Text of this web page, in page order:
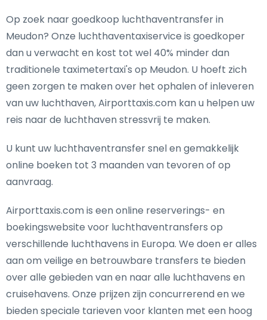
Op zoek naar goedkoop luchthaventransfer in
Meudon? Onze luchthaventaxiservice is goedkoper
dan u verwacht en kost tot wel 40% minder dan
traditionele taximetertaxi's op Meudon. U hoeft zich
geen zorgen te maken over het ophalen of inleveren
van uw luchthaven, Airporttaxis.com kan u helpen uw
reis naar de luchthaven stressvrij te maken.
U kunt uw luchthaventransfer snel en gemakkelijk
online boeken tot 3 maanden van tevoren of op
aanvraag.
Airporttaxis.com is een online reserverings- en
boekingswebsite voor luchthaventransfers op
verschillende luchthavens in Europa. We doen er alles
aan om veilige en betrouwbare transfers te bieden
over alle gebieden van en naar alle luchthavens en
cruisehavens. Onze prijzen zijn concurrerend en we
bieden speciale tarieven voor klanten met een hoog